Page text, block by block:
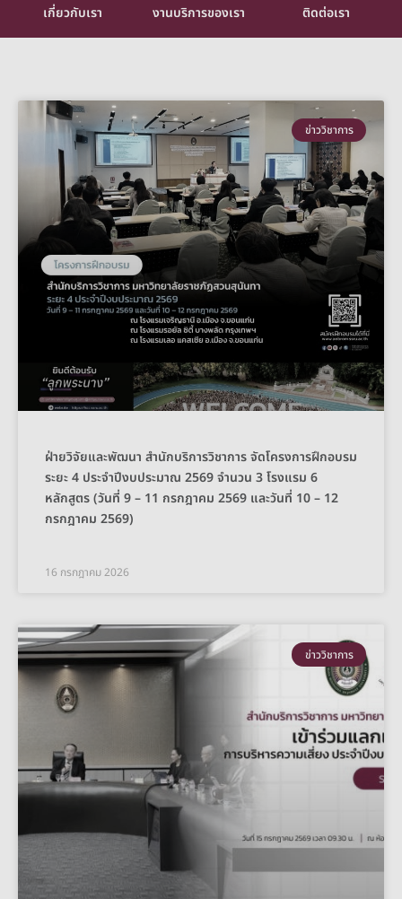
เกี่ยวกับเรา งานบริการของเรา ติดต่อเรา
ข่าววิชาการ
ฝ่ายวิจัยและพัฒนา สำนักบริการวิชาการ จัดโครงการฝึกอบรม
ระยะ 4 ประจำปีงบประมาณ 2569 จำนวน 3 โรงแรม 6
หลักสูตร (วันที่ 9 – 11 กรกฎาคม 2569 และวันที่ 10 – 12
กรกฎาคม 2569)
16 กรกฎาคม 2026
ข่าววิชาการ